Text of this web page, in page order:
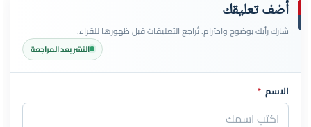
أضف تعليقك
شارك رأيك بوضوح واحترام. تُراجع التعليقات قبل ظهورها للقراء.
النشر بعد المراجعة
اترك هذا الحقل فارغاً
الاسم *